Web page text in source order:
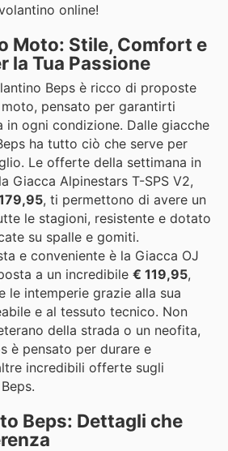
online!
Moto: Stile, Comfort e
la Tua Passione
Beps è ricco di proposte
pensato per garantirti
ogni condizione. Dalle giacche
ha tutto ciò che serve per
Le offerte della settimana in
Giacca Alpinestars T-SPS V2,
, ti permettono di avere un
le stagioni, resistente e dotato
su spalle e gomiti.
e conveniente è la Giacca OJ
a un incredibile € 119,95,
le intemperie grazie alla sua
e al tessuto tecnico. Non
della strada o un neofita,
è pensato per durare e
incredibili offerte sugli
Beps: Dettagli che